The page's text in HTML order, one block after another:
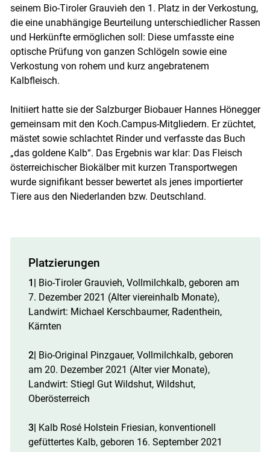
seinem Bio-Tiroler Grauvieh den 1. Platz in der Verkostung,
die eine unabhängige Beurteilung unterschiedlicher Rassen
und Herkünfte ermöglichen soll: Diese umfasste eine
optische Prüfung von ganzen Schlögeln sowie eine
Verkostung von rohem und kurz angebratenem
Kalbfleisch.
Initiiert hatte sie der Salzburger Biobauer Hannes Hönegger
gemeinsam mit den Koch.Campus-Mitgliedern. Er züchtet,
mästet sowie schlachtet Rinder und verfasste das Buch
„das goldene Kalb“. Das Ergebnis war klar: Das Fleisch
österreichischer Biokälber mit kurzen Transportwegen
wurde signifikant besser bewertet als jenes importierter
Tiere aus den Niederlanden bzw. Deutschland.
Platzierungen
1| Bio-Tiroler Grauvieh, Vollmilchkalb, geboren am
7. Dezember 2021 (Alter viereinhalb Monate),
Landwirt: Michael Kerschbaumer, Radenthein,
Kärnten
2| Bio-Original Pinzgauer, Vollmilchkalb, geboren
am 20. Dezember 2021 (Alter vier Monate),
Landwirt: Stiegl Gut Wildshut, Wildshut,
Oberösterreich
3| Kalb Rosé Holstein Friesian, konventionell
gefüttertes Kalb, geboren 16. September 2021